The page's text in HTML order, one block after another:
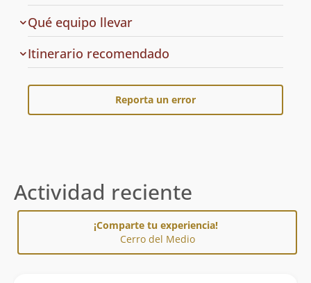
Qué equipo llevar
Cuál
es
Itinerario recomendado
Reporta un error
Actividad reciente
¡Comparte tu experiencia!
Cerro del Medio